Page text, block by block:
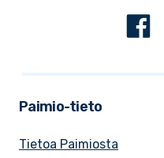
Paimio-tieto
Tietoa Paimiosta